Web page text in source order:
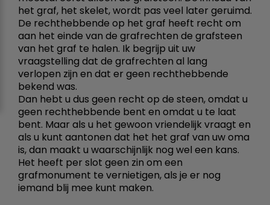
het graf, het skelet, wordt pas veel later geruimd.
De rechthebbende op het graf heeft recht om
aan het einde van de grafrechten de grafsteen
van het graf te halen. Ik begrijp uit uw
vraagstelling dat de grafrechten al lang
verlopen zijn en dat er geen rechthebbende
bekend was.
Dan hebt u dus geen recht op de steen, omdat u
geen rechthebbende bent en omdat u te laat
bent. Maar als u het gewoon vriendelijk vraagt en
als u kunt aantonen dat het het graf van uw oma
is, dan maakt u waarschijnlijk nog wel een kans.
Het heeft per slot geen zin om een
grafmonument te vernietigen, als je er nog
iemand blij mee kunt maken.